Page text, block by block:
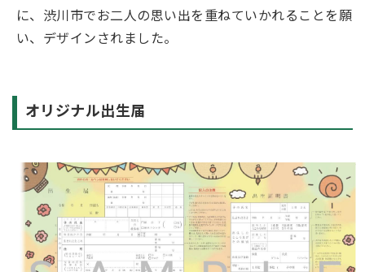
に、渋川市でお二人の思い出を重ねていかれることを願
い、デザインされました。
オリジナル出生届